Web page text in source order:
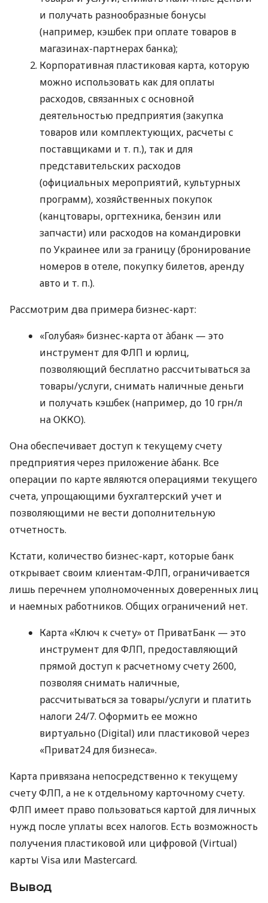
и получать разнообразные бонусы
(например, кэшбек при оплате товаров в
магазинах-партнерах банка);
Корпоративная пластиковая карта, которую
можно использовать как для оплаты
расходов, связанных с основной
деятельностью предприятия (закупка
товаров или комплектующих, расчеты с
поставщиками и т. п.), так и для
представительских расходов
(официальных мероприятий, культурных
программ), хозяйственных покупок
(канцтовары, оргтехника, бензин или
запчасти) или расходов на командировки
по Украинее или за границу (бронирование
номеров в отеле, покупку билетов, аренду
авто и т. п.).
Рассмотрим два примера бизнес-карт:
«Голубая» бизнес-карта от àбанк — это
инструмент для ФЛП и юрлиц,
позволяющий бесплатно рассчитываться за
товары/услуги, снимать наличные деньги
и получать кэшбек (например, до 10 грн/л
на ОККО).
Она обеспечивает доступ к текущему счету
предприятия через приложение àбанк. Все
операции по карте являются операциями текущего
счета, упрощающими бухгалтерский учет и
позволяющими не вести дополнительную
отчетность.
Кстати, количество бизнес-карт, которые банк
открывает своим клиентам-ФЛП, ограничивается
лишь перечнем уполномоченных доверенных лиц
и наемных работников. Общих ограничений нет.
Карта «Ключ к счету» от ПриватБанк — это
инструмент для ФЛП, предоставляющий
прямой доступ к расчетному счету 2600,
позволяя снимать наличные,
рассчитываться за товары/услуги и платить
налоги 24/7. Оформить ее можно
виртуально (Digital) или пластиковой через
«Приват24 для бизнеса».
Карта привязана непосредственно к текущему
счету ФЛП, а не к отдельному карточному счету.
ФЛП имеет право пользоваться картой для личных
нужд после уплаты всех налогов. Есть возможность
получения пластиковой или цифровой (Virtual)
карты Visa или Mastercard.
Вывод